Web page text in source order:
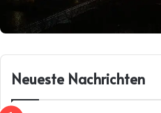
Neueste Nachrichten